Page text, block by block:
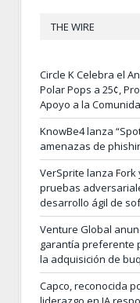
THE WIRE
Circle K Celebra el
Polar Pops a 25¢,
Apoyo a la
KnowBe4 lanza
amenazas de
VerSprite lanza
pruebas
desarrollo ágil de
Venture Global
garantía preferente
la adquisición de
Capco, reconocida